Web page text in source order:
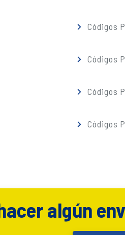
Códigos
Códigos
Códigos
Códigos
algún